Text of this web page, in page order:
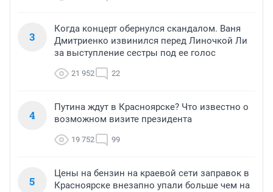
3
Когда концерт обернулся скандалом. Ваня
Дмитриенко извинился перед Линочкой Ли
за выступление сестры под ее голос
21 952 22
4
Путина ждут в Красноярске? Что известно о
возможном визите президента
19 752 99
5
Цены на бензин на краевой сети заправок в
Красноярске внезапно упали больше чем на